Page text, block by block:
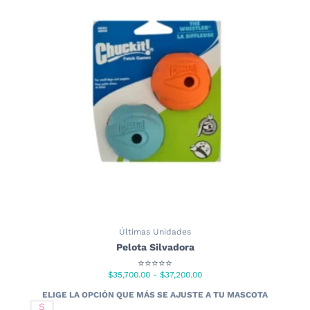
Últimas Unidades
Pelota Silvadora
⭐⭐⭐⭐⭐
$35,700.00 - $37,200.00Rango
S